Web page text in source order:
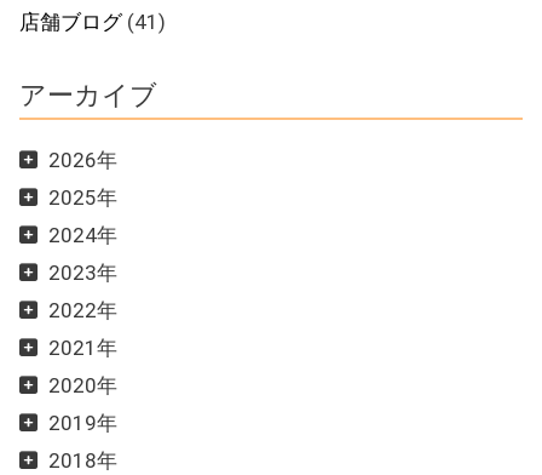
店舗ブログ(41)
アーカイブ
2026年
2025年
2024年
2023年
2022年
2021年
2020年
2019年
2018年